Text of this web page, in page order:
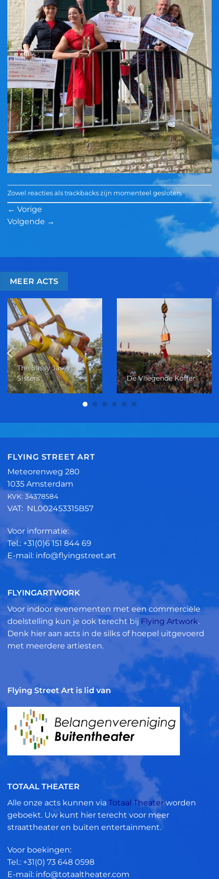
Zowel reacties als trackbacks zijn momenteel gesloten.
← Vorige
Volgende →
MEER ACTS
The Sassy Jassy
Sisters
De Vliegende Koffer
FLYING STREET ART
Meteorenweg 280
1035 Amsterdam
KVK: 34378584
VAT: NL002453315B57
Voor informatie:
Tel.: +31(0)6 151 844 69
E-mail: info@flyingstreet.art
FLYINGARTWORK
Voor indoor evenementen met een commerciële
doelstelling kun je ook terecht bij Flying Artwork.
Denk hier aan acts in de silks of hoepel uitgevoerd
met meerdere artiesten.
Flying Street Art is lid van
TOTAAL THEATER
Alle onze acts kunnen via Totaal Theaterworden
geboekt. Uw kunt hier terecht voor meer
straattheater en buiten entertainment.
Voor boekingen:
Tel.: +31(0) 73 648 0598
E-mail: info@totaaltheater.com